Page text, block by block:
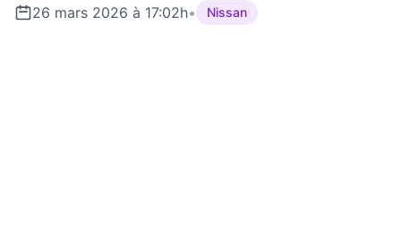
26 mars 2026 à 17:02h• Nissan